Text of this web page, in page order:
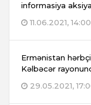
informasiya
11.06.2021, 14:00
Ermənistan
Kəlbəcər
29.05.2021,